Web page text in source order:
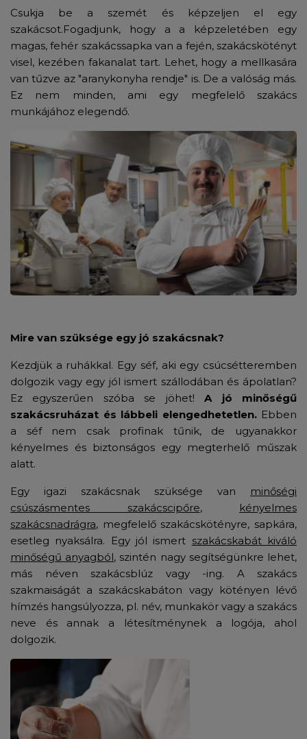
Csukja be a szemét és képzeljen el egy
szakácsot.Fogadjunk, hogy a a képzeletében egy
magas, fehér szakácssapka van a fején, szakácskötényt
visel, kezében fakanalat tart. Lehet, hogy a mellkasára
van tűzve az "aranykonyha rendje" is. De a valóság más.
Ez nem minden, ami egy megfelelő szakács
munkájához elegendő.
Mire van szüksége egy jó szakácsnak?
Kezdjük a ruhákkal. Egy séf, aki egy csúcsétteremben
dolgozik vagy egy jól ismert szállodában és ápolatlan?
Ez egyszerűen szóba se jöhet!A jó minőségű
szakácsruházat és lábbeli elengedhetetlen.Ebben
a séf nem csak profinak tűnik, de ugyanakkor
kényelmes és biztonságos egy megterhelő műszak
alatt.
Egy igazi szakácsnak szüksége van
minőségi
csúszásmentes szakácscipőre,
kényelmes
szakácsnadrágra, megfelelő szakácskötényre, sapkára,
esetleg nyaksálra. Egy jól ismert szakácskabát kiváló
minőségű anyagból, szintén nagy segítségünkre lehet,
más néven szakácsblúz vagy -ing. A szakács
szakmaiságát a szakácskabáton vagy kötényen lévő
hímzés hangsúlyozza, pl. név, munkakör vagy a szakács
neve és annak a létesítménynek a logója, ahol
dolgozik.